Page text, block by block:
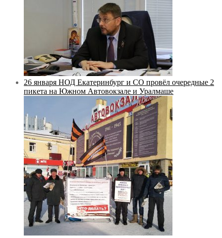
26 января НОД Екатеринбург и СО провёл очередные 2
пикета на Южном Автовокзале и Уралмаше